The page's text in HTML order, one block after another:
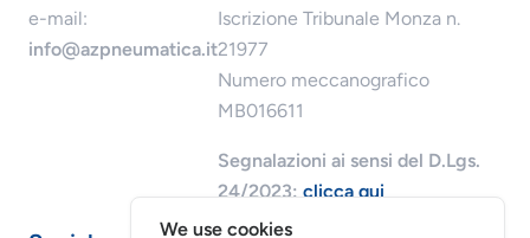
e-mail:
info@azpneumatica.it
Iscrizione Tribunale Monza n.
21977
Numero meccanografico
MB016611
Segnalazioni ai sensi del D.Lgs.
24/2023:clicca qui
We use cookies